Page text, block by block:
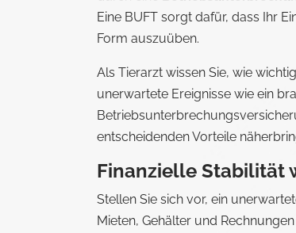
Eine BUFT sorgt dafür, dass Ihr
Form auszuüben.
Als Tierarzt wissen Sie, wie
unerwartete Ereignisse wie ein
entscheidenden Vorteile
Finanzielle Stabilität
Stellen Sie sich vor, ein
Mieten, Gehälter und